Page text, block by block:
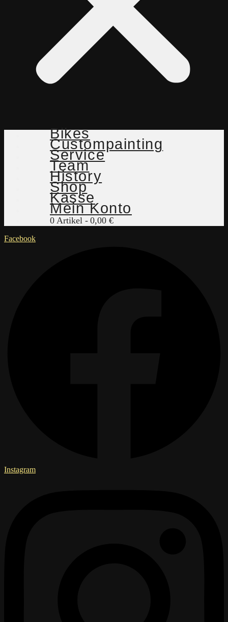
Bikes
Custompainting
Service
Team
History
Shop
Kasse
Mein Konto
0 Artikel 0,00 €
Facebook
Instagram